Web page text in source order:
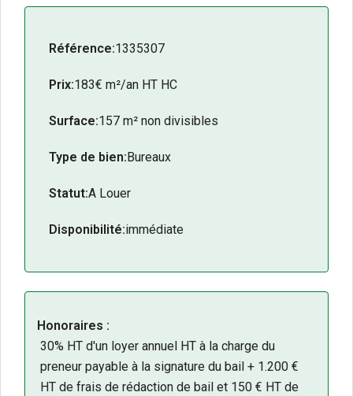
Accès rapide au centre-ville et aux principaux
axes routiers.
possibilités d’aménagement.
services.
sa visibilité et accueillir ses collaborateurs dans
des locaux fonctionnels.
adresse stratégique et d’une forte visibilité sur
l’agglomération de Poitiers.
Référence:1335307
Prix:183€ m²/an HT HC
Surface:157 m² non divisibles
Type de bien:Bureaux
Statut:A Louer
Disponibilité:immédiate
Honoraires :
30% HT d'un loyer annuel HT à la charge du
preneur payable à la signature du bail + 1.200 €
HT de frais de rédaction de bail et 150 € HT de